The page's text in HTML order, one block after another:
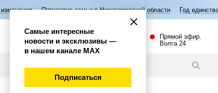
семьи в Нижегородской области Год единства народов России
Прямой эфир.
Волга 24
Самые интересные
новости и эксклюзивы —
в нашем канале МАХ
Подписаться